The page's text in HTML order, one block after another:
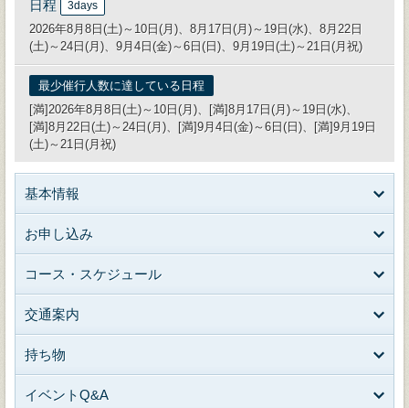
日程 3days
2026年8月8日(土)～10日(月)、8月17日(月)～19日(水)、8月22日
(土)～24日(月)、9月4日(金)～6日(日)、9月19日(土)～21日(月祝)
最少催行人数に達している日程
[満]2026年8月8日(土)～10日(月)、[満]8月17日(月)～19日(水)、
[満]8月22日(土)～24日(月)、[満]9月4日(金)～6日(日)、[満]9月19日
(土)～21日(月祝)
基本情報
お申し込み
コース・スケジュール
交通案内
持ち物
イベントQ&A